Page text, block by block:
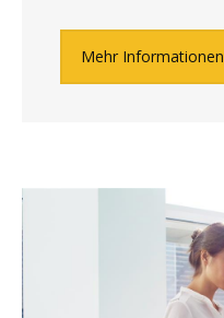
Mehr Informationen